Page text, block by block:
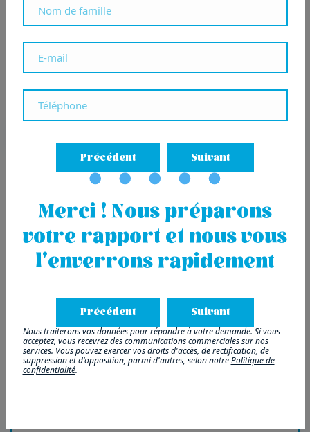
Piso en Plaza Arroka
525.000€
46m² 1 1
Ver más
PROMO
Piso en Calle Sierra de Aralar
499.000
Précédent Suivant
Merci ! Nous préparons
votre rapport et nous vous
l'enverrons rapidement
Précédent Suivant
Nous traiterons vos données pour répondre à votre demande. Si vous
acceptez, vous recevrez des communications commerciales sur nos
services. Vous pouvez exercer vos droits d'accès, de rectification, de
suppression et d'opposition, parmi d'autres, selon notrePolitique de
confidentialité.